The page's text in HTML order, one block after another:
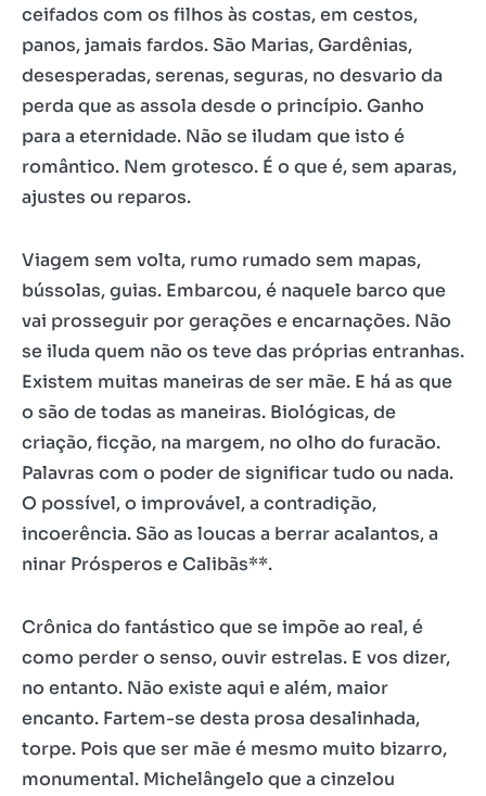
ceifados com os filhos às costas, em cestos,
panos, jamais fardos. São Marias, Gardênias,
desesperadas, serenas, seguras, no desvario da
perda que as assola desde o princípio. Ganho
para a eternidade. Não se iludam que isto é
romântico. Nem grotesco. É o que é, sem aparas,
ajustes ou reparos.
Viagem sem volta, rumo rumado sem mapas,
bússolas, guias. Embarcou, é naquele barco que
vai prosseguir por gerações e encarnações. Não
se iluda quem não os teve das próprias entranhas.
Existem muitas maneiras de ser mãe. E há as que
o são de todas as maneiras. Biológicas, de
criação, ficção, na margem, no olho do furacão.
Palavras com o poder de significar tudo ou nada.
O possível, o improvável, a contradição,
incoerência. São as loucas a berrar acalantos, a
ninar Prósperos e Calibãs**.
Crônica do fantástico que se impõe ao real, é
como perder o senso, ouvir estrelas. E vos dizer,
no entanto. Não existe aqui e além, maior
encanto. Fartem-se desta prosa desalinhada,
torpe. Pois que ser mãe é mesmo muito bizarro,
monumental. Michelângelo que a cinzelou